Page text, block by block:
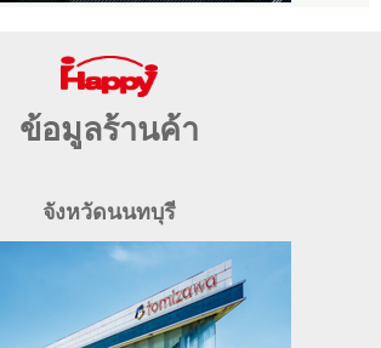
ข้อมูลร้านค้า
จังหวัดนนทบุรี